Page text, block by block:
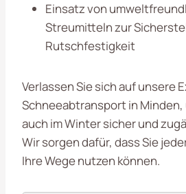
Einsatz von
Streumitteln zur
Rutschfestigkeit
Verlassen Sie sich auf unsere
Schneeabtransport in Minden,
auch im Winter sicher und
Wir sorgen dafür, dass Sie
Ihre Wege nutzen können.